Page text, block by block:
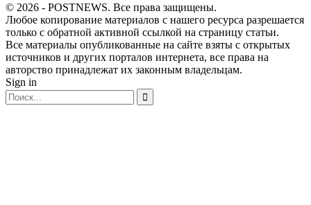
© 2026 - POSTNEWS. Все права защищены.
Любое копирование материалов с нашего ресурса разрешается
только с обратной активной ссылкой на страницу статьи.
Все материалы опубликованные на сайте взяты с открытых
источников и других порталов интернета, все права на
авторство принадлежат их законным владельцам.
Sign in